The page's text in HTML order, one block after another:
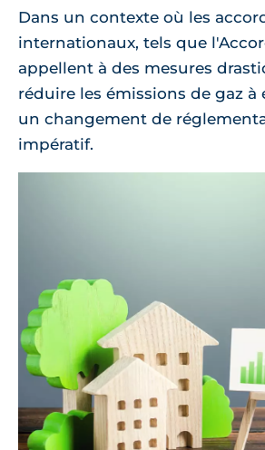
Dans un contexte où les
internationaux, tels que
appellent à des mesures
réduire les émissions de gaz à
un changement de
impératif.